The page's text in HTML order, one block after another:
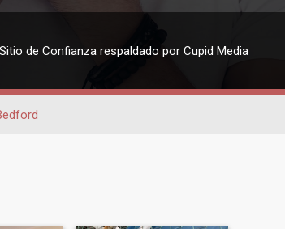
Sitio de Confianza respaldado por Cupid Media